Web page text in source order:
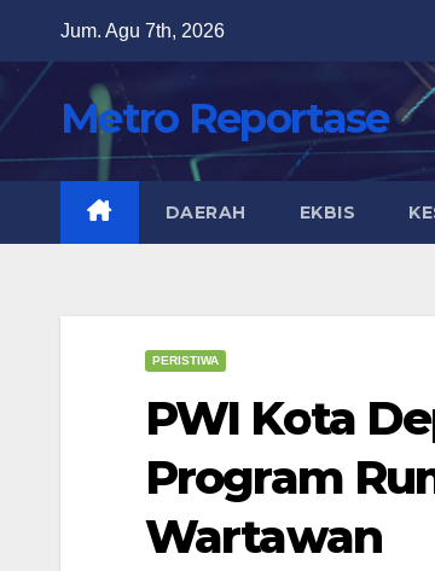
content
Jum. Agu 7th, 2026
Metro Reportase
DAERAH EKBIS
PERISTIWA
PWI Kota
Program
Wartawan